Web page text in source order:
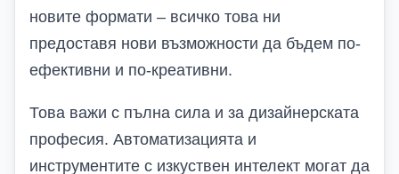
новите формати – всичко това ни
предоставя нови възможности да бъдем по-
ефективни и по-креативни.
Това важи с пълна сила и за дизайнерската
професия. Автоматизацията и
инструментите с изкуствен интелект могат да